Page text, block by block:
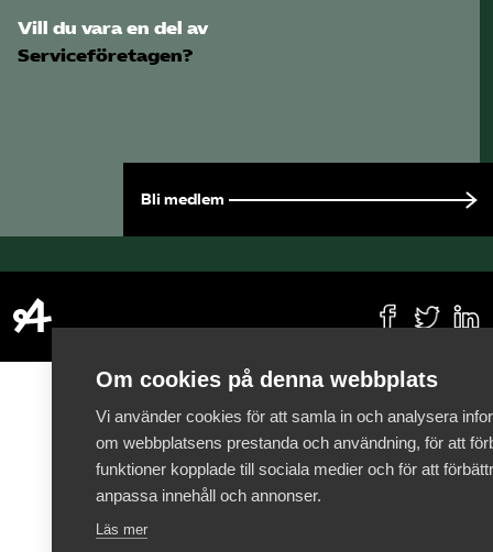
Vill du vara en del av
Serviceföretagen?
Bli medlem
Om cookies på denna webbplats
Vi använder cookies för att samla in och analysera
om webbplatsens prestanda och användning, för att
funktioner kopplade till sociala medier och för att
anpassa innehåll och annonser.
Läs mer